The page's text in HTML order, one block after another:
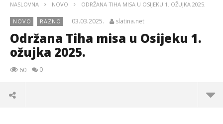
NASLOVNA NOVO ODRŽANA TIHA MISA U OSIJEKU 1. OŽUJKA 2025.
NOVO RAZNO 03.03.2025. slatina.net
Održana Tiha misa u Osijeku 1.
ožujka 2025.
60 0